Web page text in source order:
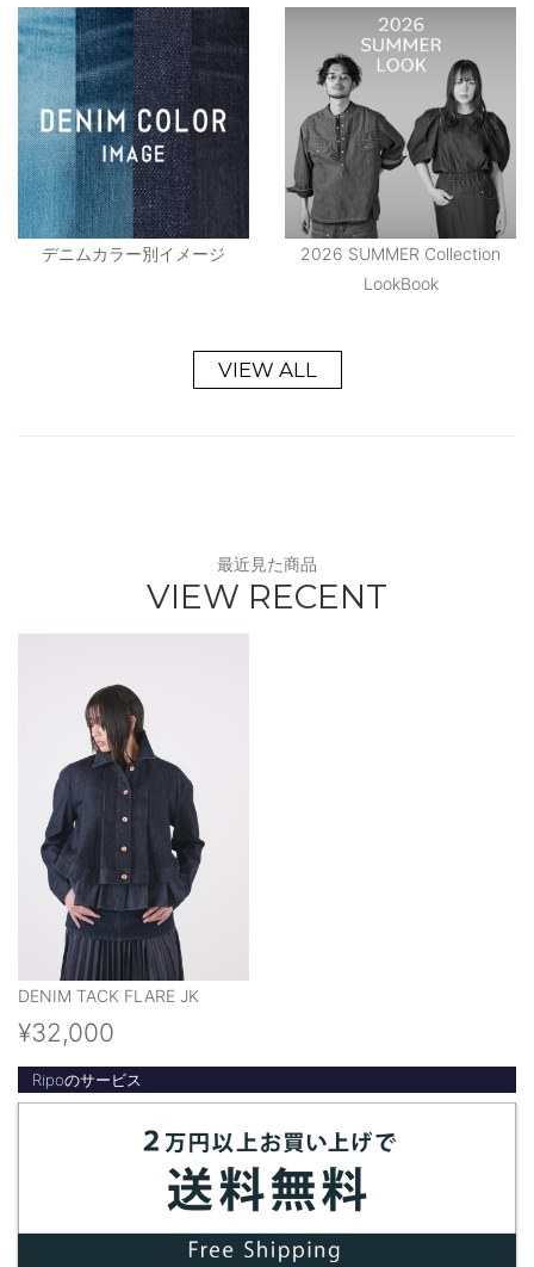
デニムカラー別イメージ
2026 SUMMER Collection
LookBook
VIEW ALL
最近見た商品
VIEW RECENT
DENIM TACK FLARE JK
¥32,000
Ripoのサービス